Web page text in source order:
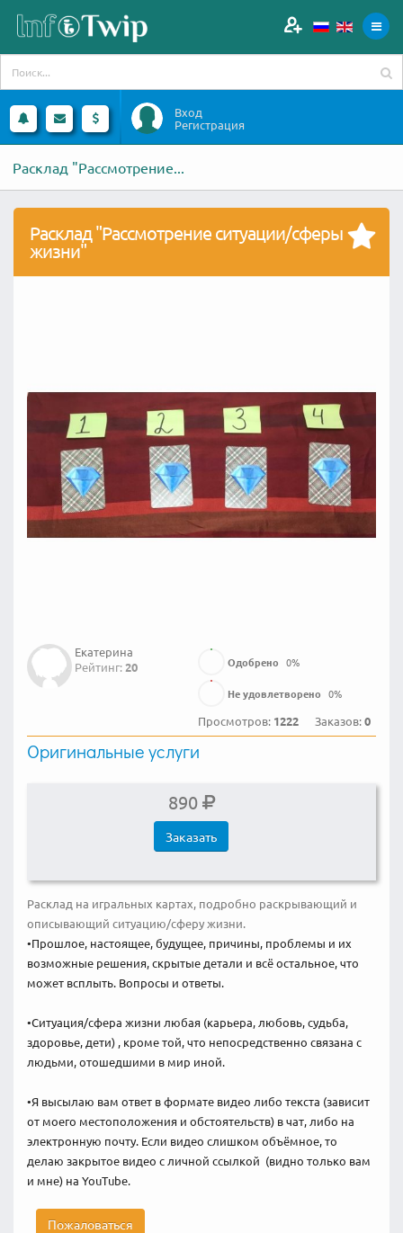
Вход
Регистрация
Расклад "Рассмотрение...
Расклад "Рассмотрение ситуации/сферы
жизни"
Екатерина
Рейтинг:20 Одобрено 0%
Не удовлетворено 0%
Просмотров: 1222 Заказов:0
Оригинальные услуги
890
Заказать
Расклад на игральных картах, подробно раскрывающий и
описывающий ситуацию/сферу жизни.
•Прошлое, настоящее, будущее, причины, проблемы и их
возможные решения, скрытые детали и всё остальное, что
может всплыть. Вопросы и ответы.
•Ситуация/сфера жизни любая (карьера, любовь, судьба,
здоровье, дети) , кроме той, что непосредственно связана с
людьми, отошедшими в мир иной.
•Я высылаю вам ответ в формате видео либо текста (зависит
от моего местоположения и обстоятельств) в чат, либо на
электронную почту. Если видео слишком объёмное, то
делаю закрытое видео с личной ссылкой (видно только вам
и мне) на YouTube.
Пожаловаться